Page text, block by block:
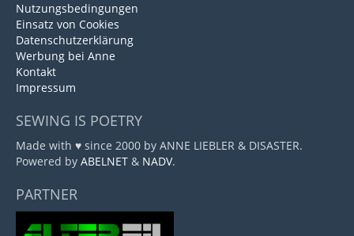
Nutzungsbedingungen
Einsatz von Cookies
Datenschutzerklärung
Werbung bei Anne
Kontakt
Impressum
SEWING IS POETRY
Made with ♥ since 2000 by ANNE LIEBLER & DISASTER.
Powered by ABELNET & NADV.
PARTNER